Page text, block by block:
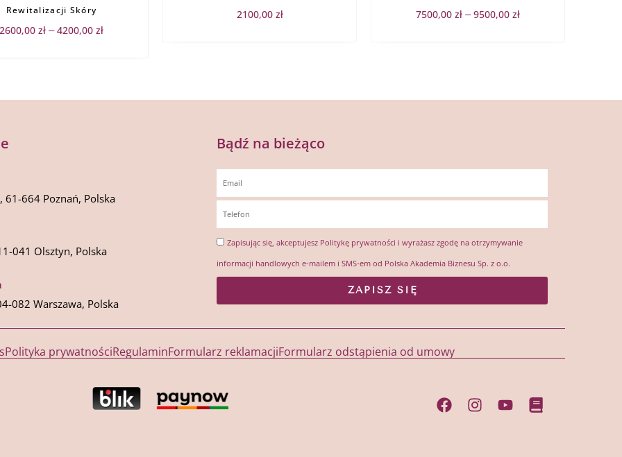
Rewitalizacji Skóry
2600,00 zł – 4200,00 zł
2100,00 zł 7500,00 zł – 9500,00 zł
61-664 Poznań, Polska
041 Olsztyn, Polska
082 Warszawa, Polska
Bądź na bieżąco
Zapisując się, akceptujesz Politykę prywatności i wyrażasz zgodę na otrzymywanie
informacji handlowych e-mailem i SMS-em od Polska Akademia Biznesu Sp. z o.o.
ZAPISZ SIĘ
Polityka prywatnościRegulaminFormularz reklamacjiFormularz odstąpienia od umowy
Facebook
Instagram
Youtube
Book